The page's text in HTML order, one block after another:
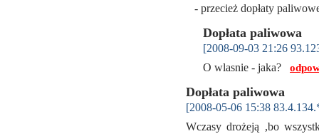
- przecież dopłaty
Dopłata paliwowa
[2008-09-03 21:26
O wlasnie - jaka?
Dopłata paliwowa
[2008-05-06 15:38
Wczasy drożeją ,bo